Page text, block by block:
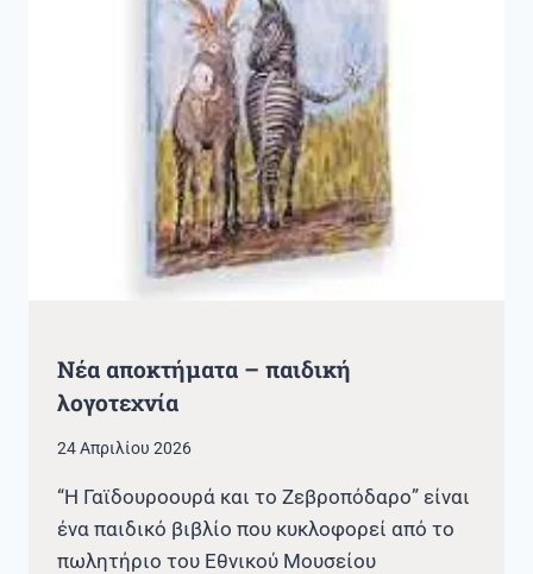
Νέα αποκτήματα – παιδική
λογοτεχνία
24 Απριλίου 2026
“Η Γαϊδουροουρά και το Ζεβροπόδαρο” είναι
ένα παιδικό βιβλίο που κυκλοφορεί από το
πωλητήριο του Εθνικού Μουσείου